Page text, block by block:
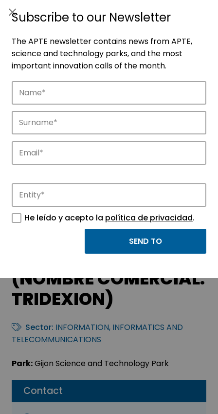
Companies
innovation in APTE’s parks.
Contact
WILLIAM GIUSSEPPE
FIGUEROA MARTÍNEZ
(NOMBRE COMERCIAL:
TRIDEXION)
Sector: INFORMATION, INFORMATICS AND
TELECOMMUNICATIONS
Park:Gijon Science and Technology Park
Subscribe to our Newsletter
The APTE newsletter contains news from APTE,
science and technology parks, and the most
important innovation calls of the month.
He leído y acepto la política de privacidad.